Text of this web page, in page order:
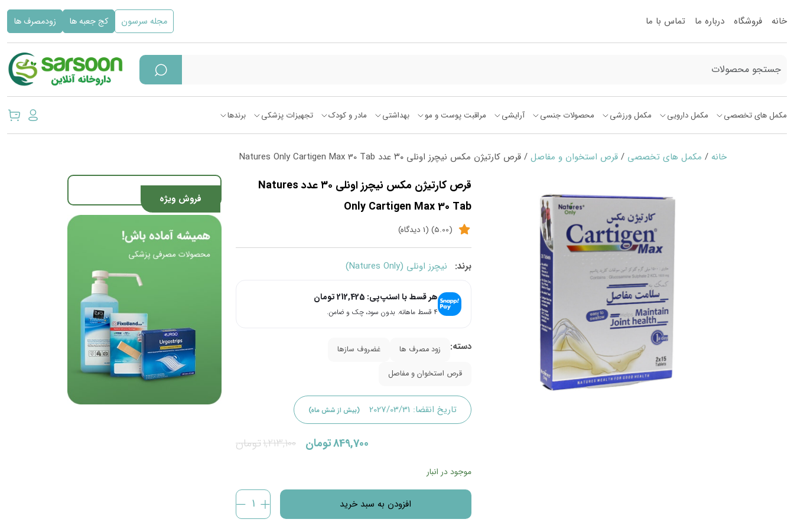
خانه فروشگاه درباره ما تماس با ما مجله سرسون کج جعبه ها زودمصرف ها
مکمل های تخصصی مکمل دارویی مکمل ورزشی محصولات جنسی آرایشی مراقبت پوست و مو بهداشتی مادر و کودک تجهیزات پزشکی برندها
خانه / مکمل های تخصصی / قرص استخوان و مفاصل / قرص کارتیژن مکس نیچرز اونلی ۳۰ عدد Natures Only Cartigen Max 30 Tab
فروش ویژه
قرص کارتیژن مکس نیچرز اونلی ۳۰ عدد Natures
Only Cartigen Max 30 Tab
(5.00) (1 دیدگاه)
برند: نیچرز اونلی (Natures Only)
هر قسط با اسنپ‌پی:212,425تومان
۴ قسط ماهانه. بدون سود، چک و ضامن.
دسته: زود مصرف ها غضروف سازها
قرص استخوان و مفاصل
تاریخ انقضا: 2027/03/31 (بیش از شش ماه)
1,213,100تومان
1,213,100تومان
849,700تومان
849,700تومان.
موجود در انبار
افزودن به سبد خرید